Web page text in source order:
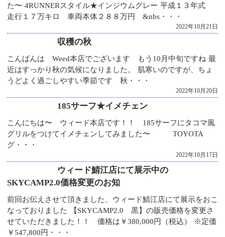
た〜 4RUNNERスタイル★インジウムグレー 平成１３年式
走行１７万キロ 車両本体２８８万円 &nbs・・・
2022年10月21日
収穫の秋
こんばんは Weed本店でございます もう10月中旬ですね 最
近はすっかり秋の気候になりました。 肌寒いのですが、ちょ
うどよく過ごしやすい季節です 秋・・・
2022年10月20日
185サーフ★イメチェン
こんにちは〜 ウィード本店です！！ 185サーフにタコマ風
グリルをつけてイメチェンしてみました〜 TOYOTA
グ・・・
2022年10月17日
ウィード鯖江店にて展示中の
SKYCAMP2.0価格変更のお知
前回お伝えさせて頂きました、ウィード鯖江店にて展示をおこ
なっておりました 【SKYCAMP2.0 黒】の販売価格を変更さ
せていただきました！！ 価格は￥380,000円（税込） ※定価
￥547,800円・・・